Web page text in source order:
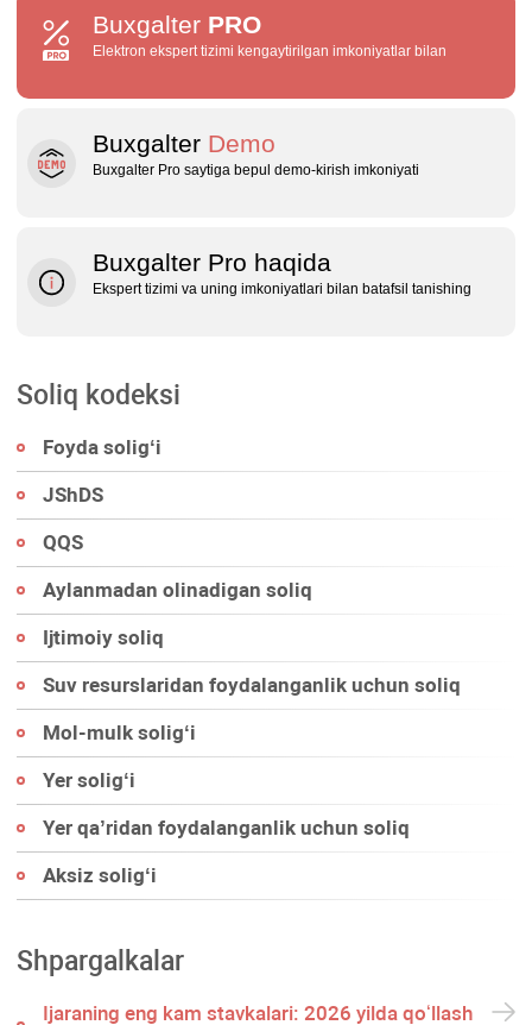
Buxgalter PRO
Elektron ekspert tizimi kengaytirilgan imkoniyatlar bilan
Buxgalter Demo
Buxgalter Pro saytiga bepul demo‑kirish imkoniyati
Buxgalter Pro haqida
Ekspert tizimi va uning imkoniyatlari bilan batafsil tanishing
Soliq kodeksi
Foyda soligʻi
JShDS
QQS
Aylanmadan olinadigan soliq
Ijtimoiy soliq
Suv resurslaridan foydalanganlik uchun soliq
Mol-mulk soligʻi
Yer soligʻi
Yer qa’ridan foydalanganlik uchun soliq
Aksiz soligʻi
Shpargalkalar
Ijaraning eng kam stavkalari: 2026 yilda qoʻllash